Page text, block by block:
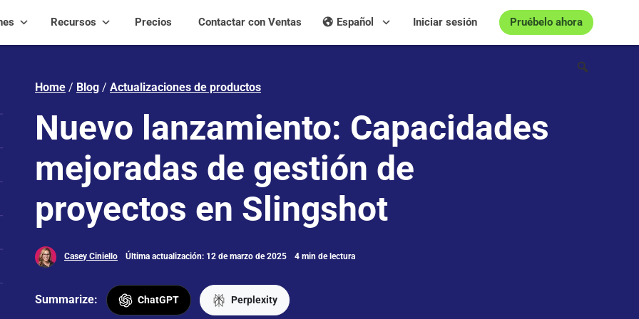
Recursos Precios Pruébelo ahora
Iniciar sesión
Español
Contactar con Ventas
Home / Blog / Actualizaciones de productos
Nuevo lanzamiento: Capacidades
mejoradas de gestión de
proyectos en Slingshot
Casey Ciniello Última actualización: 12 de marzo de 2025 4 min de lectura
Summarize: ChatGPT Perplexity